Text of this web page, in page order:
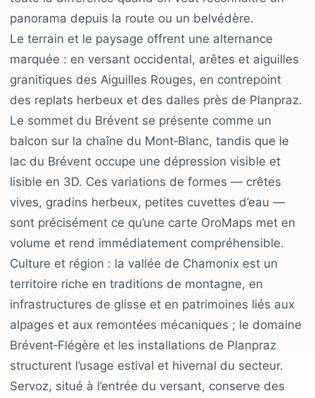
panorama depuis la route ou un belvédère.
Le terrain et le paysage offrent une alternance
marquée : en versant occidental, arêtes et aiguilles
granitiques des Aiguilles Rouges, en contrepoint
des replats herbeux et des dalles près de Planpraz.
Le sommet du Brévent se présente comme un
balcon sur la chaîne du Mont‑Blanc, tandis que le
lac du Brévent occupe une dépression visible et
lisible en 3D. Ces variations de formes — crêtes
vives, gradins herbeux, petites cuvettes d’eau —
sont précisément ce qu’une carte OroMaps met en
volume et rend immédiatement compréhensible.
Culture et région : la vallée de Chamonix est un
territoire riche en traditions de montagne, en
infrastructures de glisse et en patrimoines liés aux
alpages et aux remontées mécaniques ; le domaine
Brévent‑Flégère et les installations de Planpraz
structurent l’usage estival et hivernal du secteur.
Servoz, situé à l’entrée du versant, conserve des